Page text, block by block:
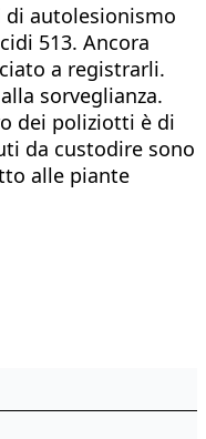
di autolesionismo
513. Ancora
a registrarli.
sorveglianza.
dei poliziotti è di
da custodire sono
alle piante